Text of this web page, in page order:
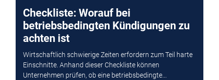
Checkliste: Worauf bei
betriebsbedingten Kündigungen zu
achten ist
Wirtschaftlich schwierige Zeiten erfordern zum Teil harte
Einschnitte. Anhand dieser Checkliste können
Unternehmen prüfen, ob eine betriebsbedingte...